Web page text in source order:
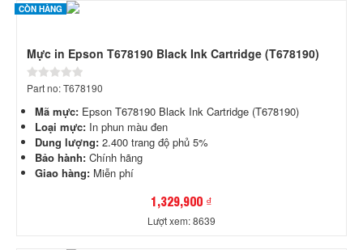
CÒN HÀNG
Mực in Epson T678190 Black Ink Cartridge (T678190)
Part no: T678190
Mã mực: Epson T678190 Black Ink Cartridge (T678190)
Loại mực: In phun màu đen
Dung lượng: 2.400 trang độ phủ 5%
Bảo hành: Chính hãng
Giao hàng: Miễn phí
1,329,900 ₫
Lượt xem: 8639